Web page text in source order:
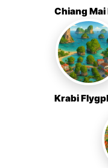
Chiang
Krabi